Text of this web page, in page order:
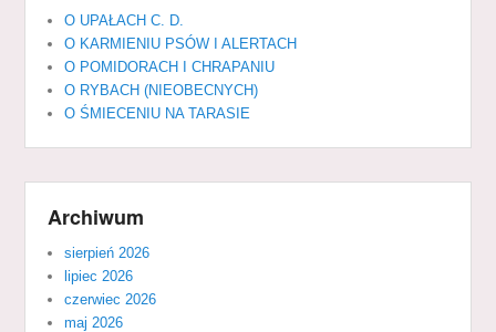
O UPAŁACH C. D.
O KARMIENIU PSÓW I ALERTACH
O POMIDORACH I CHRAPANIU
O RYBACH (NIEOBECNYCH)
O ŚMIECENIU NA TARASIE
Archiwum
sierpień 2026
lipiec 2026
czerwiec 2026
maj 2026